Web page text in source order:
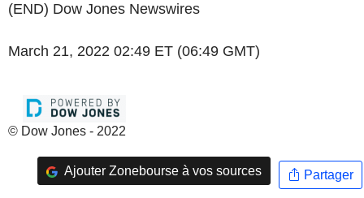
(END) Dow Jones Newswires
March 21, 2022 02:49 ET (06:49 GMT)
© Dow Jones - 2022
Ajouter Zonebourse à vos sources Partager